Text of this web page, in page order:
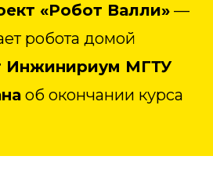
«Робот Валли» —
робота домой
Инжинириум МГТУ
об окончании курса